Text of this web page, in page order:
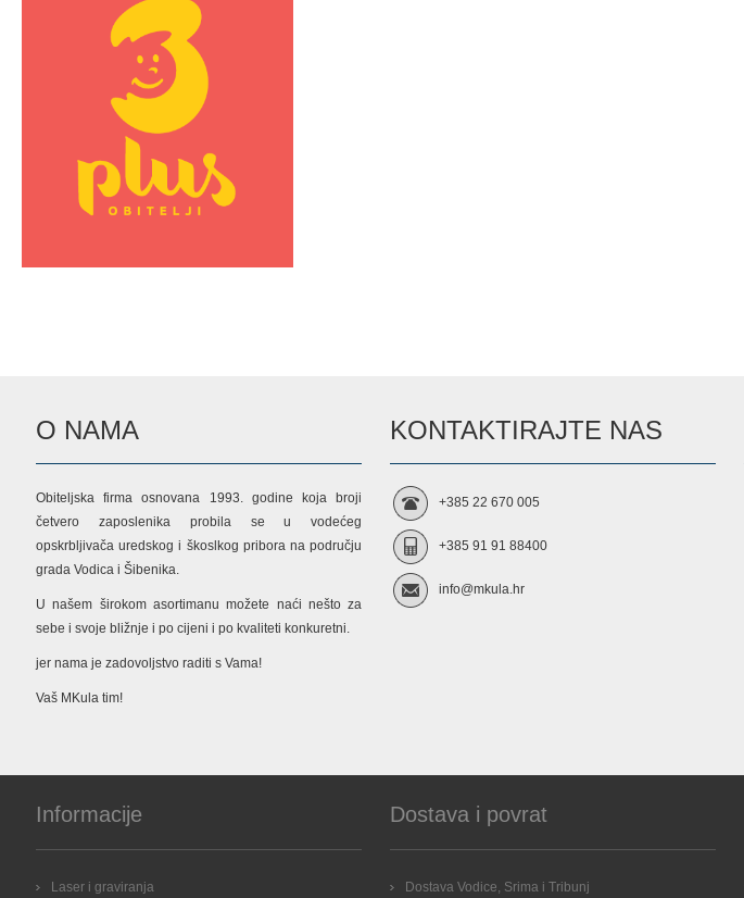
O NAMA
Obiteljska firma osnovana 1993. godine koja broji
četvero zaposlenika probila se u vodećeg
opskrbljivača uredskog i škoslkog pribora na području
grada Vodica i Šibenika.
U našem širokom asortimanu možete naći nešto za
sebe i svoje bližnje i po cijeni i po kvaliteti konkuretni.
jer nama je zadovoljstvo raditi s Vama!
Vaš MKula tim!
KONTAKTIRAJTE NAS
+385 22 670 005
+385 91 91 88400
info@mkula.hr
Informacije
Laser i graviranja
Dostava i povrat
Dostava Vodice, Srima i Tribunj